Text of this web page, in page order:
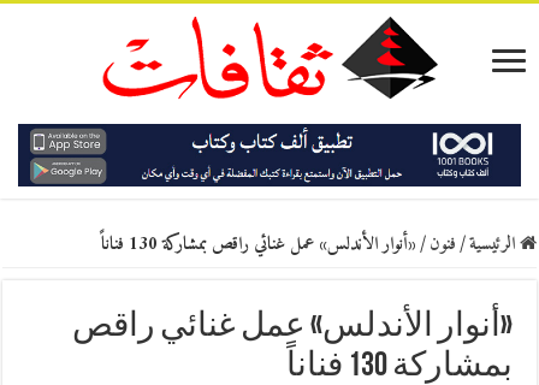
الرئيسية/فنون/«أنوار الأندلس» عمل غنائي راقص بمشاركة 130 فناناً
«أنوار الأندلس» عمل غنائي راقص
بمشاركة 130 فناناً